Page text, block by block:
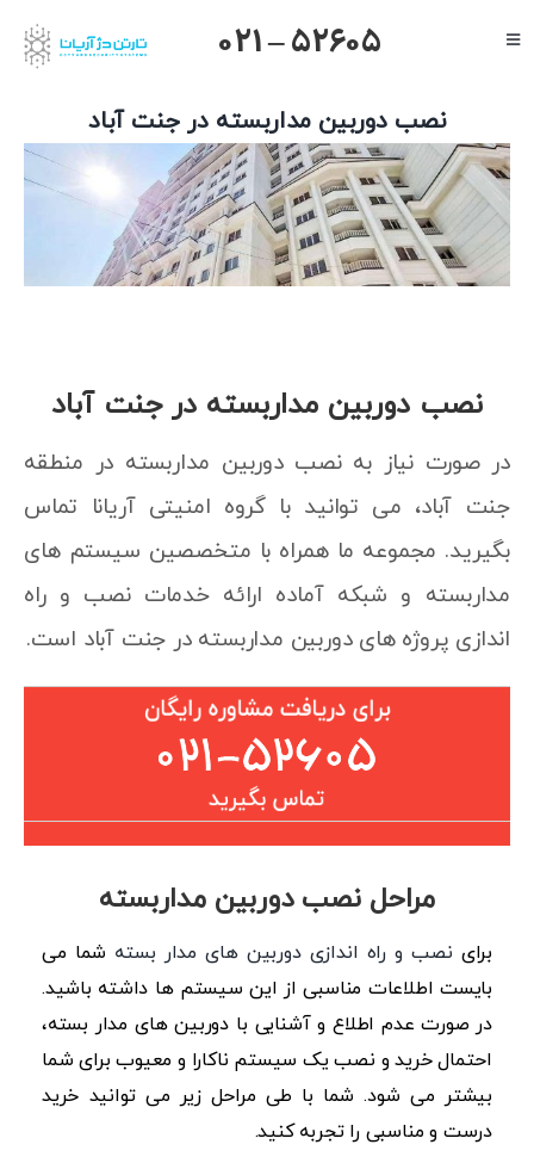
to
Toggle
گرنداستریم
یالینک
میکروتیک
هایک ویژن
021 – 52605
نصب دوربین مداربسته در جنت آباد
View
Larger
Image
نصب دوربین مداربسته در جنت آباد
در صورت نیاز به نصب دوربین مداربسته در منطقه
جنت آباد، می توانید با گروه امنیتی آریانا تماس
بگیرید. مجموعه ما همراه با متخصصین سیستم های
مداربسته و شبکه آماده ارائه خدمات نصب و راه
اندازی پروژه های دوربین مداربسته در جنت آباد است.
مراحل نصب دوربین مداربسته
برای نصب و راه اندازی دوربین های مدار بسته شما می
بایست اطلاعات مناسبی از این سیستم ها داشته باشید.
در صورت عدم اطلاع و آشنایی با دوربین های مدار بسته،
احتمال خرید و نصب یک سیستم ناکارا و معیوب برای شما
بیشتر می شود. شما با طی مراحل زیر می توانید خرید
درست و مناسبی را تجربه کنید.